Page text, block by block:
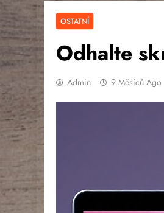
OSTATNÍ
Odhalte
Admin 9 Měsíců Ago